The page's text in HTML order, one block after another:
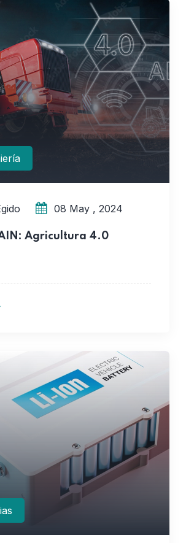
08 May , 2024
Agricultura 4.0